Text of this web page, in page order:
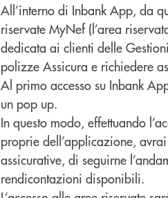
All’interno di Inbank App, da
riservate MyNef (l’area
dedicata ai clienti delle
polizze Assicura e richiedere
Al primo accesso su Inbank
un pop up.
In questo modo, effettuando
proprie dell’applicazione,
assicurative, di seguirne
rendicontazioni disponibili.